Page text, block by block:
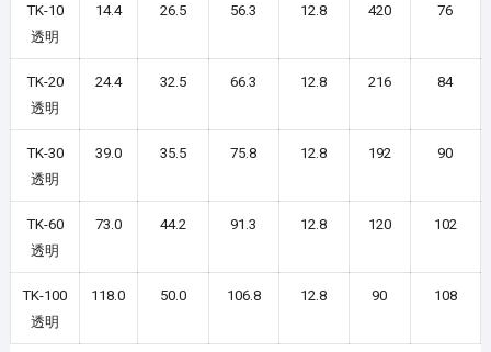
TK-10
透明
14.4 26.5 56.3 12.8 420 76
TK-20
透明
24.4 32.5 66.3 12.8 216 84
TK-30
透明
39.0 35.5 75.8 12.8 192 90
TK-60
透明
73.0 44.2 91.3 12.8 120 102
TK-100
透明
118.0 50.0 106.8 12.8 90 108